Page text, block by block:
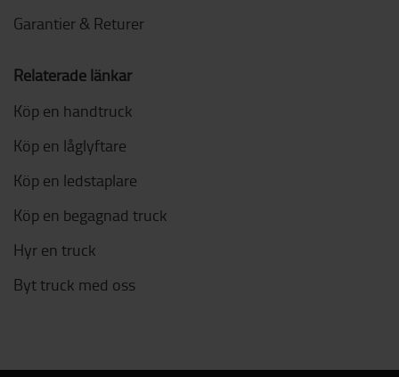
Garantier & Returer
Relaterade länkar
Köp en handtruck
Köp en låglyftare
Köp en ledstaplare
Köp en begagnad truck
Hyr en truck
Byt truck med oss